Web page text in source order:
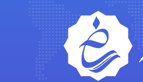
Iman Hosseini
Chehri